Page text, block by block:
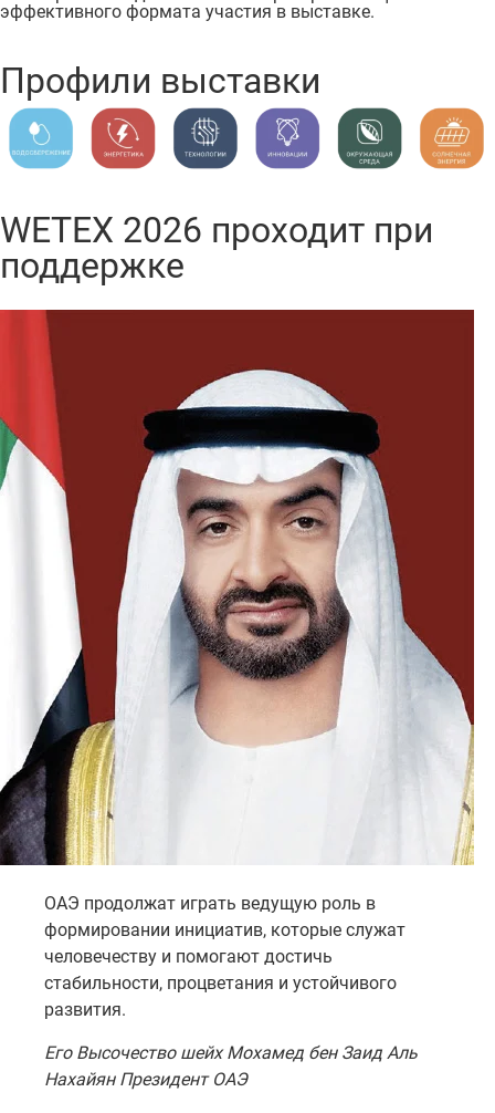
эффективного формата участия в выставке.
Профили выставки
WETEX 2026 проходит при
поддержке
ОАЭ продолжат играть ведущую роль в
формировании инициатив, которые служат
человечеству и помогают достичь
стабильности, процветания и устойчивого
развития.
Его Высочество шейх Мохамед бен Заид Аль
Нахайян Президент ОАЭ